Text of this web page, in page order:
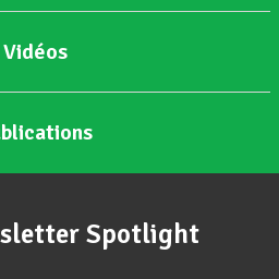
Vidéos
Spotlight